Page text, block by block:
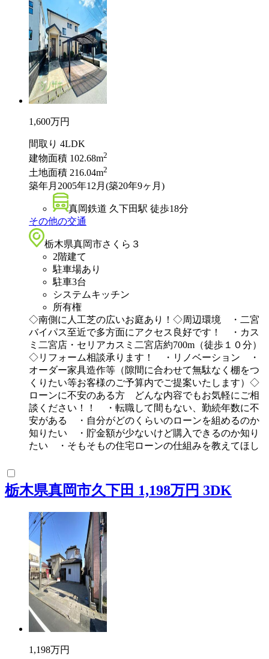
1,600万円
間取り 4LDK
建物面積 102.68m2
土地面積 216.04m2
築年月 2005年12月(築20年9ヶ月)
真岡鉄道 久下田駅 徒歩18分
その他の交通
栃木県真岡市さくら３
2階建て
駐車場あり
駐車3台
システムキッチン
所有権
◇南側に人工芝の広いお庭あり！◇周辺環境 ・二宮
バイパス至近で多方面にアクセス良好です！ ・カス
ミ二宮店・セリアカスミ二宮店約700m（徒歩１０分）
◇リフォーム相談承ります！ ・リノベーション ・
オーダー家具造作等（隙間に合わせて無駄なく棚をつ
くりたい等お客様のご予算内でご提案いたします）◇
ローンに不安のある方 どんな内容でもお気軽にご相
談ください！！ ・転職して間もない、勤続年数に不
安がある ・自分がどのくらいのローンを組めるのか
知りたい ・貯金額が少ないけど購入できるのか知り
たい ・そもそもの住宅ローンの仕組みを教えてほし
栃木県真岡市久下田 1,198万円 3DK
1,198万円